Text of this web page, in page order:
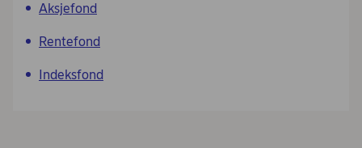
Aksjefond
Rentefond
Indeksfond